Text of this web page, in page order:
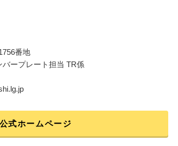
番地
ープレート担当 TR係
公式ホームページ